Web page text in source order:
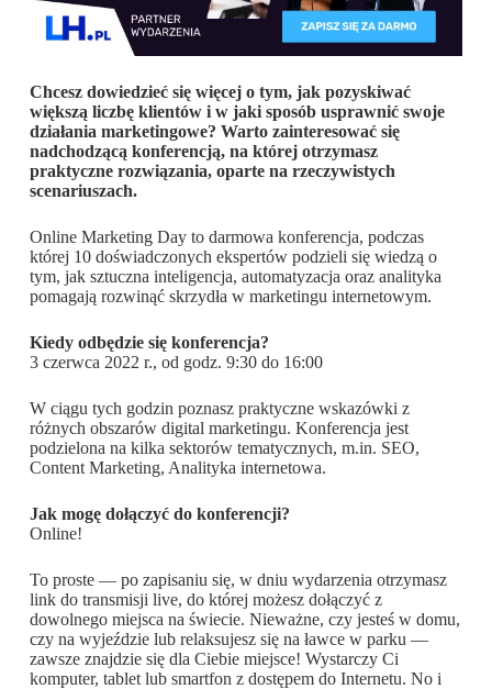
Chcesz dowiedzieć się więcej o tym, jak pozyskiwać
większą liczbę klientów i w jaki sposób usprawnić swoje
działania marketingowe? Warto zainteresować się
nadchodzącą konferencją, na której otrzymasz
praktyczne rozwiązania, oparte na rzeczywistych
scenariuszach.
Online Marketing Day to darmowa konferencja, podczas
której 10 doświadczonych ekspertów podzieli się wiedzą o
tym, jak sztuczna inteligencja, automatyzacja oraz analityka
pomagają rozwinąć skrzydła w marketingu internetowym.
Kiedy odbędzie się konferencja?
3 czerwca 2022 r., od godz. 9:30 do 16:00
W ciągu tych godzin poznasz praktyczne wskazówki z
różnych obszarów digital marketingu. Konferencja jest
podzielona na kilka sektorów tematycznych, m.in. SEO,
Content Marketing, Analityka internetowa.
Jak mogę dołączyć do konferencji?
Online!
To proste — po zapisaniu się, w dniu wydarzenia otrzymasz
link do transmisji live, do której możesz dołączyć z
dowolnego miejsca na świecie. Nieważne, czy jesteś w domu,
czy na wyjeździe lub relaksujesz się na ławce w parku —
zawsze znajdzie się dla Ciebie miejsce! Wystarczy Ci
komputer, tablet lub smartfon z dostępem do Internetu. No i